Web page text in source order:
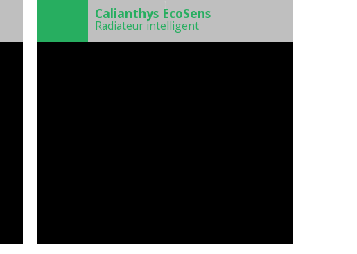
Calianthys EcoSens
Radiateur intelligent